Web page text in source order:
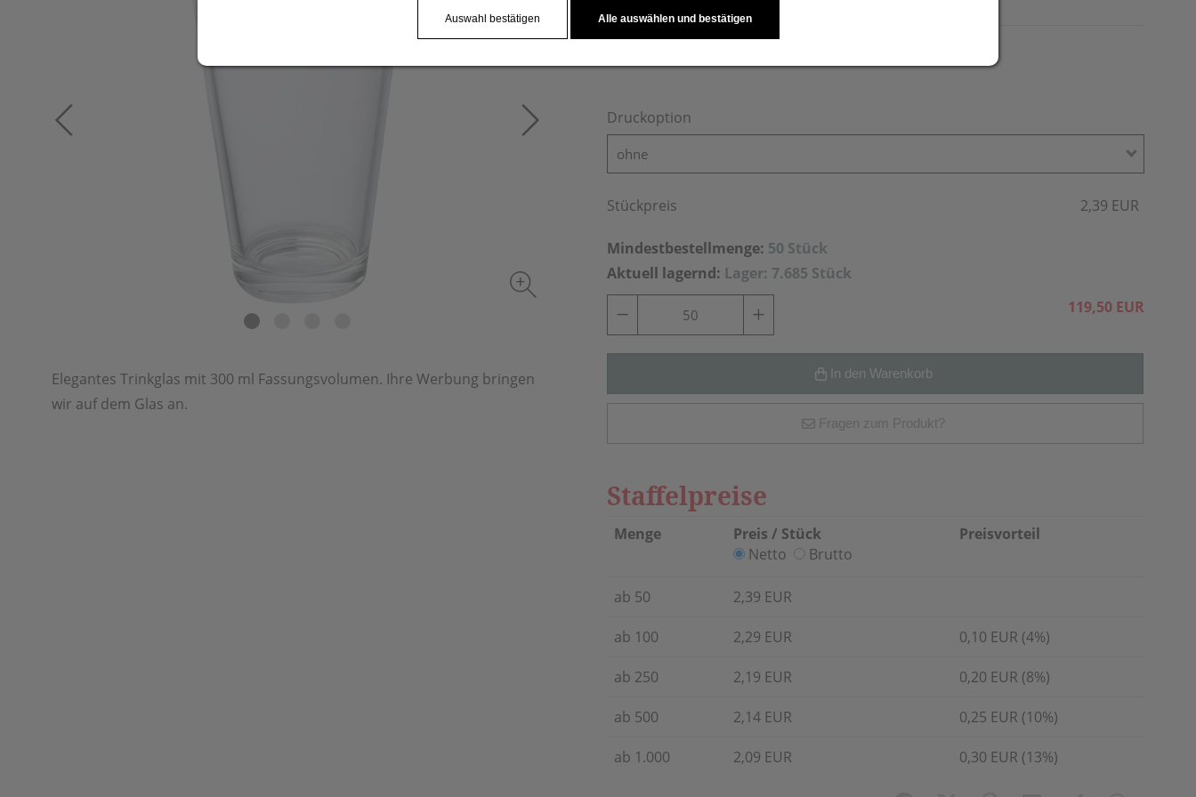
Elegantes Trinkglas mit 300 ml Fassungsvolumen. Ihre Werbung bringen
wir auf dem Glas an.
Druckoption
ohne
Stückpreis 2,39 EUR
Mindestbestellmenge: 50 Stück
Aktuell lagernd: Lager: 7.685 Stück
119,50 EUR
In den Warenkorb
Fragen zum Produkt?
Staffelpreise
Menge
Preis / Stück
Netto
Brutto
Preisvorteil
ab 50 2,39 EUR
ab 100 2,29 EUR 0,10 EUR (4%)
ab 250 2,19 EUR 0,20 EUR (8%)
ab 500 2,14 EUR 0,25 EUR (10%)
ab 1.000 2,09 EUR 0,30 EUR (13%)
Auswahl bestätigen Alle auswählen und bestätigen